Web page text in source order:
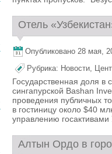
Отель
Опубликовано 28 мая,
Рубрика: Новости,
Государственная доля в
сингапурской Bashan
проведения публичных
в гостиницу около $40
управлению
Алтын Ордо в